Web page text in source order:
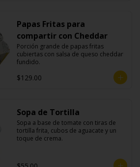
Papas Fritas para
compartir con Cheddar
Porción grande de papas fritas
cubiertas con salsa de queso cheddar
fundido.
$129.00
Sopa de Tortilla
Sopa a base de tomate con tiras de
tortilla frita, cubos de aguacate y un
toque de crema.